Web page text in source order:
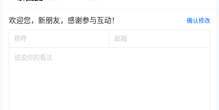
欢迎您，新朋友，感谢参与互动！ 确认修改